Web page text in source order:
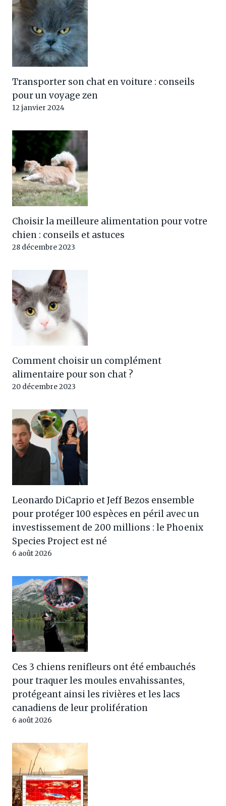
Transporter son chat en voiture : conseils
pour un voyage zen
12 janvier 2024
Choisir la meilleure alimentation pour votre
chien : conseils et astuces
28 décembre 2023
Comment choisir un complément
alimentaire pour son chat ?
20 décembre 2023
Leonardo DiCaprio et Jeff Bezos ensemble
pour protéger 100 espèces en péril avec un
investissement de 200 millions : le Phoenix
Species Project est né
6 août 2026
Ces 3 chiens renifleurs ont été embauchés
pour traquer les moules envahissantes,
protégeant ainsi les rivières et les lacs
canadiens de leur prolifération
6 août 2026